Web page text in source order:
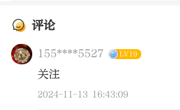
话等方式，发布色情网址、
诱网民点击、下载。在站内搜
节、“搜索发现”“相关搜
在搜”等版块，展现色情网站
评论
155****5527 LV19
关注
2024-11-13 16:43:09